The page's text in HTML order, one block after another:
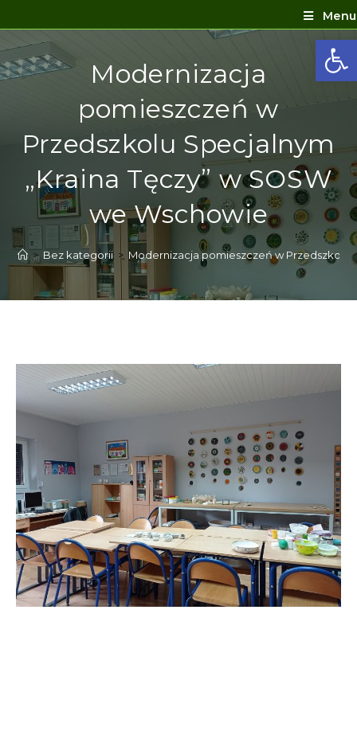
Menu
Modernizacja
pomieszczeń w
Przedszkolu Specjalnym
„Kraina Tęczy” w SOSW
we Wschowie
> Bez kategorii > Modernizacja pomieszczeń w Przedszkolu